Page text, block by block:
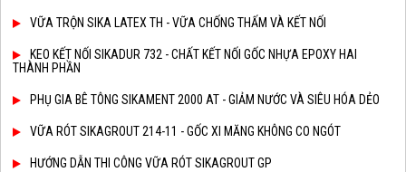
VỮA TRỘN SIKA LATEX TH - VỮA CHỐNG THẤM VÀ KẾT NỐI
KEO KẾT NỐI SIKADUR 732 - CHẤT KẾT NỐI GỐC NHỰA EPOXY HAI
THÀNH PHẦN
PHỤ GIA BÊ TÔNG SIKAMENT 2000 AT - GIẢM NƯỚC VÀ SIÊU HÓA DẺO
VỮA RÓT SIKAGROUT 214-11 - GỐC XI MĂNG KHÔNG CO NGÓT
HƯỚNG DẪN THI CÔNG VỮA RÓT SIKAGROUT GP